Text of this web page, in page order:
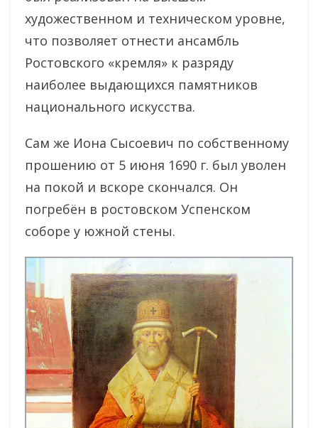
художественном и техническом уровне,
что позволяет отнести ансамбль
Ростовского «кремля» к разряду
наиболее выдающихся памятников
национального искусства.
Сам же Иона Сысоевич по собственному
прошению от 5 июня 1690 г. был уволен
на покой и вскоре скончался. Он
погребён в ростовском Успенском
соборе у южной стены.